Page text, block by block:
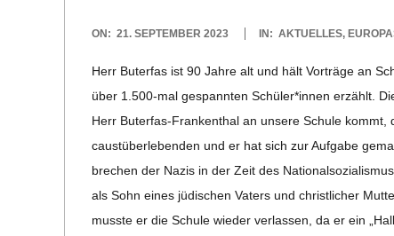
S
C
H
M
2023-
ON: 21. SEPTEMBER 2023 IN: AKTUELLES,
Herr Buter­fas ist 90 Jahre alt und hält Vor­träge an
über 1.500-mal gespann­ten Schüler*innen erzählt.
Herr Buter­­fas-Fran­ken­­thal an unsere Schule
cau­st­über­le­ben­den und er hat sich zur Auf­gabe
bre­chen der Nazis in der Zeit des
als Sohn eines jüdi­schen Vaters und christ­li­cher
musste er die Schule wie­der ver­las­sen, da er ein